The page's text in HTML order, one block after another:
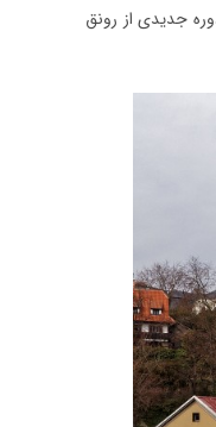
جدیدی از رونق